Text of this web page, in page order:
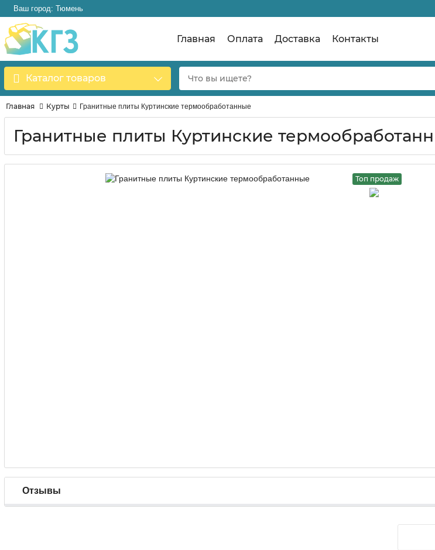
Ваш город: Тюмень
Главная Оплата Доставка Контакты
Каталог товаров
Главная Курты Гранитные плиты Куртинские термообработанные
Гранитные плиты Куртинские
Топ продаж
Отзывы